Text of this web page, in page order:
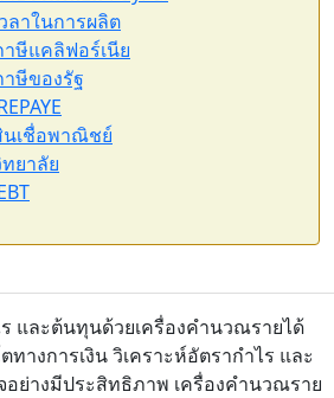
ลาในการผลิต
ษีแคลิฟอร์เนีย
ษีของรัฐ
เชื่อพาณิชย์
ยาลัย
และต้นทุนด้วยเครื่องคำนวณรายได้
ทางการเงิน วิเคราะห์อัตรากำไร และ
ย่างมีประสิทธิภาพ เครื่องคำนวณราย